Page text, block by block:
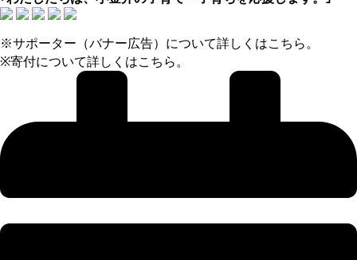
※サポーター（バナー広告）について詳しくはこちら 。
※寄付について詳しくはこちら 。